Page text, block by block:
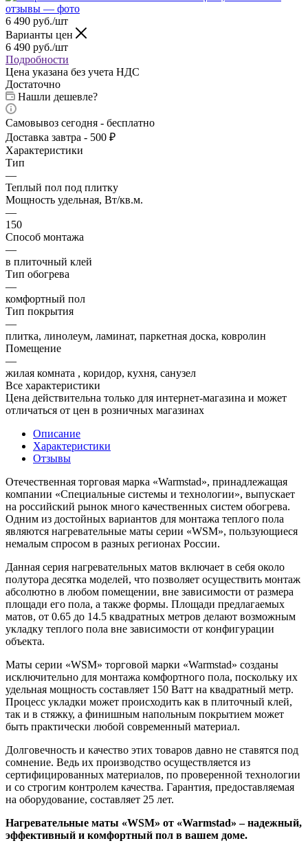
6 490 руб./шт
Варианты цен
6 490 руб./шт
Подробности
Цена указана без учета НДС
Достаточно
Нашли дешевле?
Самовывоз сегодня - бесплатно
Доставка завтра - 500 ₽
Характеристики
Тип
—
Теплый пол под плитку
Мощность удельная, Вт/кв.м.
—
150
Способ монтажа
—
в плиточный клей
Тип обогрева
—
комфортный пол
Тип покрытия
—
плитка, линолеум, ламинат, паркетная доска, ковролин
Помещение
—
жилая комната , коридор, кухня, санузел
Все характеристики
Цена действительна только для интернет-магазина и может
отличаться от цен в розничных магазинах
Описание
Характеристики
Отзывы
Отечественная торговая марка «Warmstad», принадлежащая
компании «Специальные системы и технологии», выпускает
на российский рынок много качественных систем обогрева.
Одним из достойных вариантов для монтажа теплого пола
являются нагревательные маты серии «WSM», пользующиеся
немалым спросом в разных регионах России.
Данная серия нагревательных матов включает в себя около
полутора десятка моделей, что позволяет осуществить монтаж
абсолютно в любом помещении, вне зависимости от размера
площади его пола, а также формы. Площади предлагаемых
матов, от 0.65 до 14.5 квадратных метров делают возможным
укладку теплого пола вне зависимости от конфигурации
объекта.
Маты серии «WSM» торговой марки «Warmstad» созданы
исключительно для монтажа комфортного пола, поскольку их
удельная мощность составляет 150 Ватт на квадратный метр.
Процесс укладки может происходить как в плиточный клей,
так и в стяжку, а финишным напольным покрытием может
быть практически любой современный материал.
Долговечность и качество этих товаров давно не ставятся под
сомнение. Ведь их производство осуществляется из
сертифицированных материалов, по проверенной технологии
и со строгим контролем качества. Гарантия, предоставляемая
на оборудование, составляет 25 лет.
Нагревательные маты «WSM» от «Warmstad» – надежный,
эффективный и комфортный пол в вашем доме.